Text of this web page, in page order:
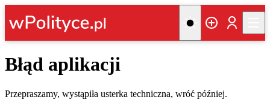
Błąd aplikacji
Przepraszamy, wystąpiła usterka techniczna, wróć później.